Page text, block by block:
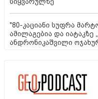
"80-კაციანი სუფრა
ამილაგებია და იატაკზე
ანდრონიკაშვილი